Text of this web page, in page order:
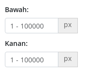
Bawah:
px
Kanan:
px